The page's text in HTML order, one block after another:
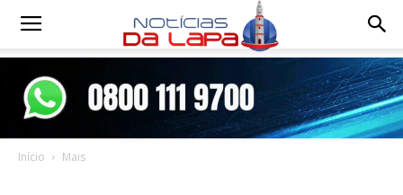
Notícias
Início Mais